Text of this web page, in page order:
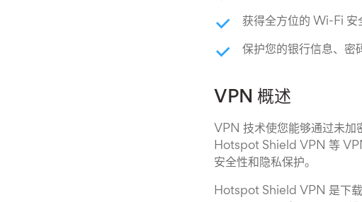
获得全方位的 Wi-Fi 安
保护您的银行信息、密
VPN 概述
VPN 技术使您能够通过未加
Hotspot Shield VPN 等
安全性和隐私保护。
Hotspot Shield VPN 是下